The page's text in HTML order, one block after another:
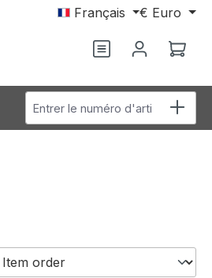
Français € Euro
Vous avez 0Le
Entrer le numéro d'article